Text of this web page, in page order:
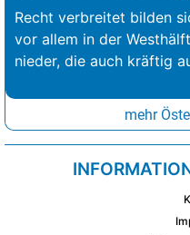
Recht verbreitet bilden
vor allem in der
nieder, die auch kräftig
mehr